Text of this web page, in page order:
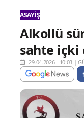
ASAYIŞ
Alkollü
sahte içki
29.04.2026 - 10:03 |